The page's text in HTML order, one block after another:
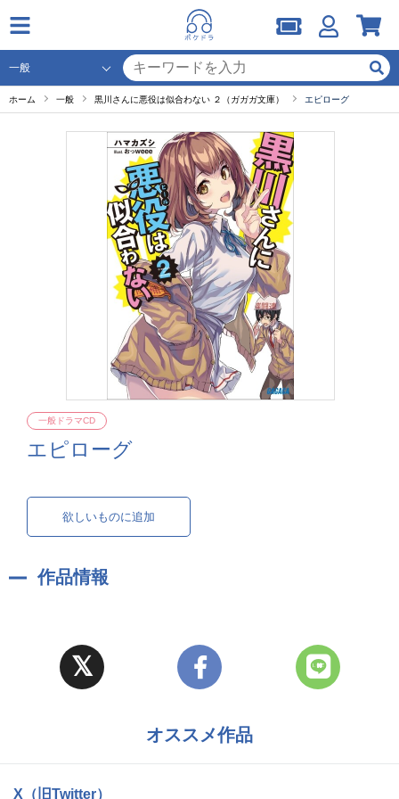
ホーム 一般 黒川さんに悪役は似合わない ２（ガガガ文庫） エピローグ
エピローグ
一般ドラマCD
欲しいものに追加
作品情報
オススメ作品
X（旧Twitter）